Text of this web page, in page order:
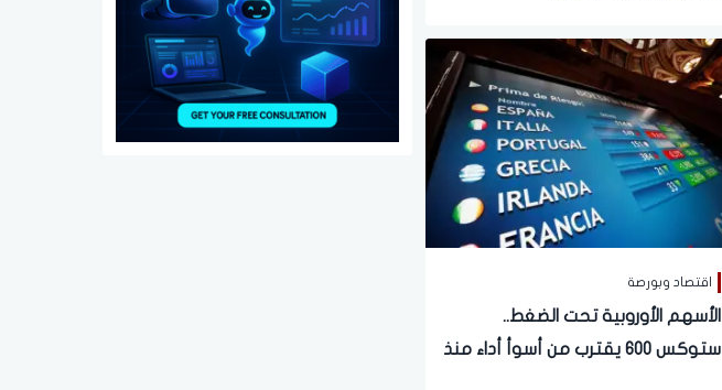
اقتصاد وبورصة
الأسهم الأوروبية تحت الضغط..
ستوكس 600 يقترب من أسوأ أداء منذ